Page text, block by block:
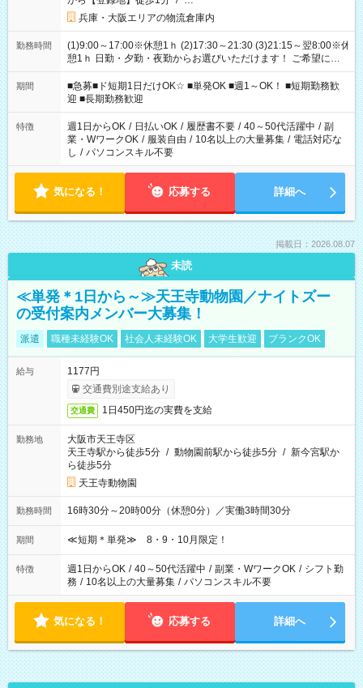
兵庫・大阪エリアの物流倉庫内
勤務時間
(1)9:00～17:00※休憩1ｈ (2)17:30～21:30 (3)21:15～翌8:00※休
憩1ｈ 日勤・夕勤・夜勤からお選びいただけます！ ご希望に合
わせて働けるお仕事です(*^^*) 【その他選べる勤務時間】 8-17
時/9-17時/9-18時/10-18時/11-21時/18-22時/20-翌4時/21-翌5
時/22-翌6時/0-翌8時 ご自身のご都合で選んで頂ける完全自由シ
フト！
期間
■急募■ド短期1日だけOK☆ ■単発OK ■週1～OK！ ■短期勤務歓
迎 ■長期勤務歓迎
特徴 週1日からOK / 日払いOK / 履歴書不要 / 40～50代活躍中 / 副
業・WワークOK / 服装自由 / 10名以上の大量募集 / 電話対応な
し / パソコンスキル不要
気になる！ 応募する 詳細へ
掲載日：2026.08.07
未読
≪単発＊1日から～≫天王寺動物園／ナイトズー
の受付案内メンバー大募集！
派遣 職種未経験OK 社会人未経験OK 大学生歓迎 ブランクOK
給与
1177円
交通費別途支給あり
交通費 1日450円迄の実費を支給
勤務地
大阪市天王寺区
天王寺駅から徒歩5分 / 動物園前駅から徒歩5分 / 新今宮駅か
ら徒歩5分
天王寺動物園
勤務時間 16時30分～20時00分（休憩0分）／実働3時間30分
期間 ≪短期＊単発≫ 8・9・10月限定！
特徴 週1日からOK / 40～50代活躍中 / 副業・WワークOK / シフト勤
務 / 10名以上の大量募集 / パソコンスキル不要
気になる！ 応募する 詳細へ